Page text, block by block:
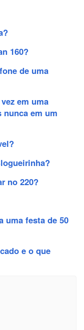
160?
de uma
em uma
nunca em um
no 220?
uma festa de 50
e o que